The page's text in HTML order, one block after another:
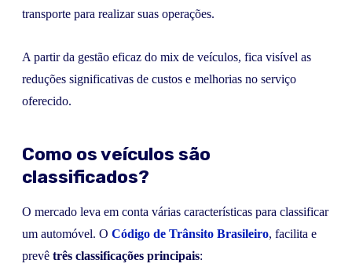
transporte para realizar suas operações.
A partir da gestão eficaz do mix de veículos, fica visível as
reduções significativas de custos e melhorias no serviço
oferecido.
Como os veículos são
classificados?
O mercado leva em conta várias características para classificar
um automóvel. O Código de Trânsito Brasileiro, facilita e
prevê três classificações principais: